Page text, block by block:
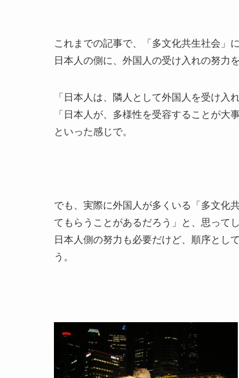
これまでの記事で、「多文化共生社会」
日本人の側に、外国人の受け入れの努力
「日本人は、隣人として外国人を受け入
「日本人が、多様性を受容することが大
といった感じで。
でも、実際に外国人が多くいる「多文化
てもらうことがあるだろう」と、思ってし
日本人側の努力も必要だけど、順序とし
う。